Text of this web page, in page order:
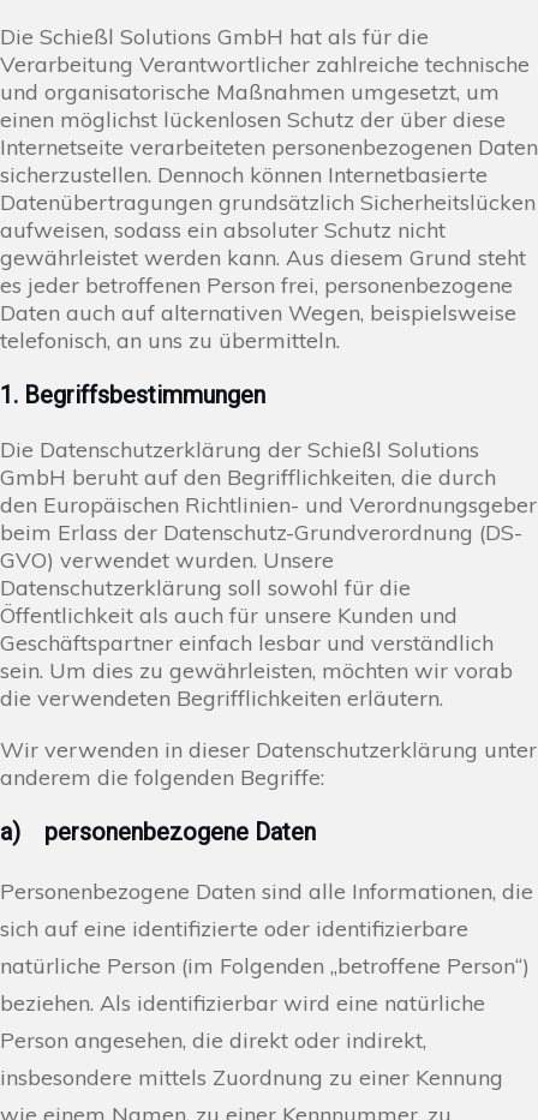
Die Schießl Solutions GmbH hat als für die
Verarbeitung Verantwortlicher zahlreiche technische
und organisatorische Maßnahmen umgesetzt, um
einen möglichst lückenlosen Schutz der über diese
Internetseite verarbeiteten personenbezogenen Daten
sicherzustellen. Dennoch können Internetbasierte
Datenübertragungen grundsätzlich Sicherheitslücken
aufweisen, sodass ein absoluter Schutz nicht
gewährleistet werden kann. Aus diesem Grund steht
es jeder betroffenen Person frei, personenbezogene
Daten auch auf alternativen Wegen, beispielsweise
telefonisch, an uns zu übermitteln.
1. Begriffsbestimmungen
Die Datenschutzerklärung der Schießl Solutions
GmbH beruht auf den Begrifflichkeiten, die durch
den Europäischen Richtlinien- und Verordnungsgeber
beim Erlass der Datenschutz-Grundverordnung (DS-
GVO) verwendet wurden. Unsere
Datenschutzerklärung soll sowohl für die
Öffentlichkeit als auch für unsere Kunden und
Geschäftspartner einfach lesbar und verständlich
sein. Um dies zu gewährleisten, möchten wir vorab
die verwendeten Begrifflichkeiten erläutern.
Wir verwenden in dieser Datenschutzerklärung unter
anderem die folgenden Begriffe:
a) personenbezogene Daten
Personenbezogene Daten sind alle Informationen, die
sich auf eine identifizierte oder identifizierbare
natürliche Person (im Folgenden „betroffene Person“)
beziehen. Als identifizierbar wird eine natürliche
Person angesehen, die direkt oder indirekt,
insbesondere mittels Zuordnung zu einer Kennung